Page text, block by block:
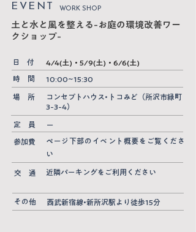
​EVENT WORK SHOP
土と水と風を整える-お庭の環境改善ワー
クショップ-
​日 付 4/4(土)・5/9(土)・6/6(土)
​時 間 10:00~15:30
場 所
コンセプトハウス•トコみど（所沢市緑町
3-3-4）
定 員 ー
参加費
ページ下部のイベント概要をご覧くださ
い
交 通 近隣パーキングをご利用ください
その他 西武新宿線•新所沢駅より徒歩15分